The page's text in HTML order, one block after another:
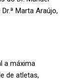
Marta Araújo,
a máxima
de atletas,